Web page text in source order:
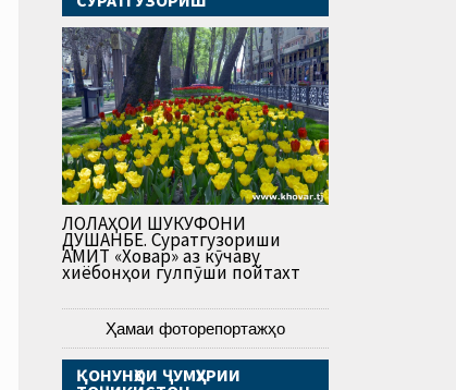
ЛОЛАҲОИ ШУКУФОНИ
ДУШАНБЕ. Суратгузориши
АМИТ «Ховар» аз кӯчаву
хиёбонҳои гулпӯши пойтахт
Ҳамаи фоторепортажҳо
ҚОНУНҲОИ ҶУМҲУРИИ